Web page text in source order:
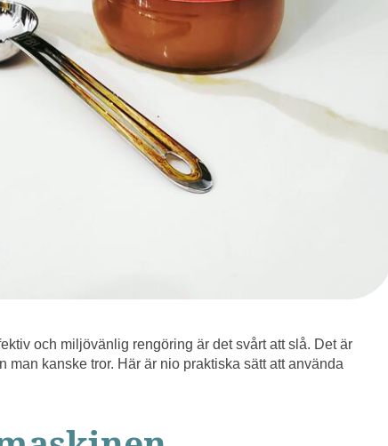
och miljövänlig rengöring är det svårt att slå. Det är
kanske tror. Här är nio praktiska sätt att använda